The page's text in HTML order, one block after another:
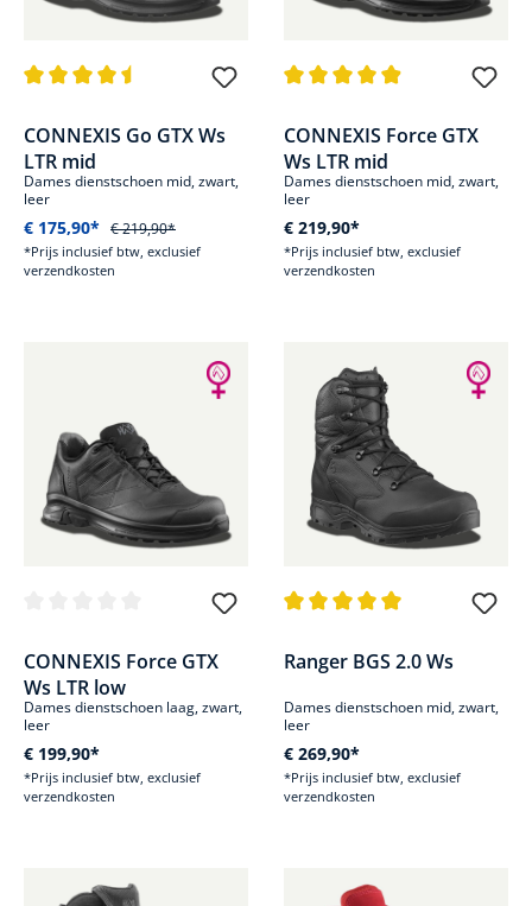
CONNEXIS Go GTX Ws
LTR mid
Dames dienstschoen mid, zwart,
leer
€ 175,90* € 219,90*
*Prijs inclusief btw, exclusief
verzendkosten
CONNEXIS Force GTX
Ws LTR mid
Dames dienstschoen mid, zwart,
leer
€ 219,90*
*Prijs inclusief btw, exclusief
verzendkosten
CONNEXIS Force GTX
Ws LTR low
Dames dienstschoen laag, zwart,
leer
€ 199,90*
*Prijs inclusief btw, exclusief
verzendkosten
Ranger BGS 2.0 Ws
Dames dienstschoen mid, zwart,
leer
€ 269,90*
*Prijs inclusief btw, exclusief
verzendkosten